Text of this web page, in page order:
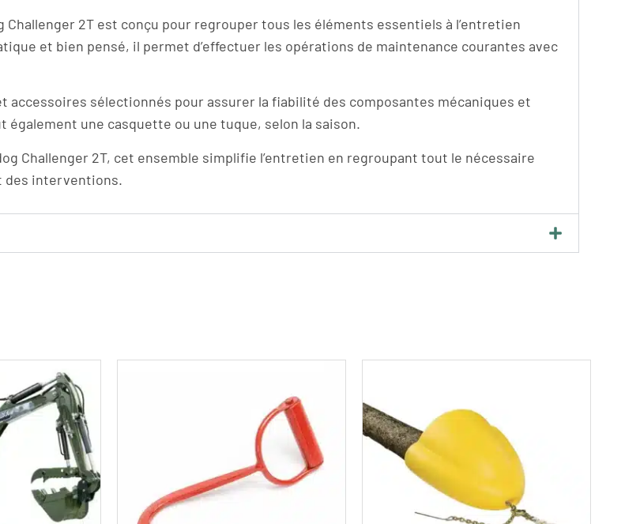
Challenger 2T est conçu pour regrouper tous les éléments essentiels à l’entretien
et bien pensé, il permet d’effectuer les opérations de maintenance courantes avec
sélectionnés pour assurer la fiabilité des composantes mécaniques et
une casquette ou une tuque, selon la saison.
Challenger 2T, cet ensemble simplifie l’entretien en regroupant tout le nécessaire
des interventions.